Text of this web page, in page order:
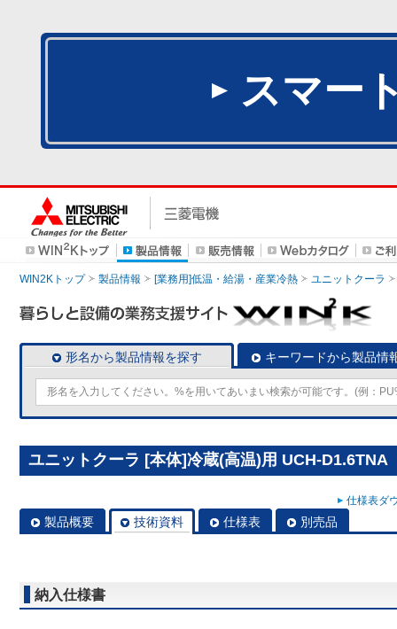
スマー
WIN2Kトップ 製品情報 [業務用]低温・給湯・産業冷熱 ユニットクーラ
形名から製品情報を探す キーワードから製品情
ユニットクーラ [本体]冷蔵(高温)用 UCH-D1.6TNA
仕様表ダ
製品概要 技術資料 仕様表 別売品
納入仕様書